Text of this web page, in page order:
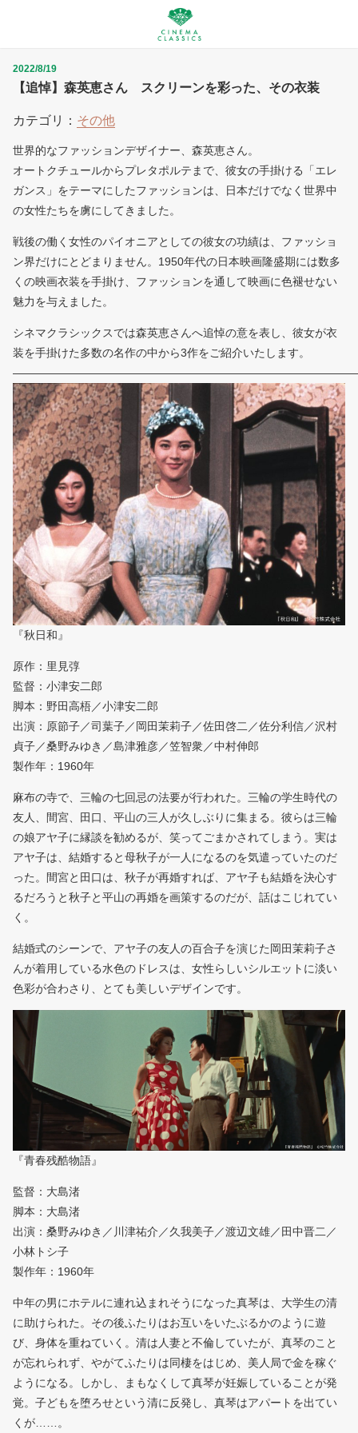
【追悼】森英恵さん スクリーンを彩った、その衣装
2022/8/19
カテゴリ： その他
世界的なファッションデザイナー、森英恵さん。
オートクチュールからプレタポルテまで、彼女の手掛ける「エレ
ガンス」をテーマにしたファッションは、日本だけでなく世界中
の女性たちを虜にしてきました。
戦後の働く女性のパイオニアとしての彼女の功績は、ファッショ
ン界だけにとどまりません。1950年代の日本映画隆盛期には数多
くの映画衣装を手掛け、ファッションを通して映画に色褪せない
魅力を与えました。
シネマクラシックスでは森英恵さんへ追悼の意を表し、彼女が衣
装を手掛けた多数の名作の中から3作をご紹介いたします。
『秋日和』
原作：里見弴
監督：小津安二郎
脚本：野田高梧／小津安二郎
出演：原節子／司葉子／岡田茉莉子／佐田啓二／佐分利信／沢村
貞子／桑野みゆき／島津雅彦／笠智衆／中村伸郎
製作年：1960年
麻布の寺で、三輪の七回忌の法要が行われた。三輪の学生時代の
友人、間宮、田口、平山の三人が久しぶりに集まる。彼らは三輪
の娘アヤ子に縁談を勧めるが、笑ってごまかされてしまう。実は
アヤ子は、結婚すると母秋子が一人になるのを気遣っていたのだ
った。間宮と田口は、秋子が再婚すれば、アヤ子も結婚を決心す
るだろうと秋子と平山の再婚を画策するのだが、話はこじれてい
く。
結婚式のシーンで、アヤ子の友人の百合子を演じた岡田茉莉子さ
んが着用している水色のドレスは、女性らしいシルエットに淡い
色彩が合わさり、とても美しいデザインです。
『青春残酷物語』
監督：大島渚
脚本：大島渚
出演：桑野みゆき／川津祐介／久我美子／渡辺文雄／田中晋二／
小林トシ子
製作年：1960年
中年の男にホテルに連れ込まれそうになった真琴は、大学生の清
に助けられた。その後ふたりはお互いをいたぶるかのように遊
び、身体を重ねていく。清は人妻と不倫していたが、真琴のこと
が忘れられず、やがてふたりは同棲をはじめ、美人局で金を稼ぐ
ようになる。しかし、まもなくして真琴が妊娠していることが発
覚。子どもを堕ろせという清に反発し、真琴はアパートを出てい
くが……。